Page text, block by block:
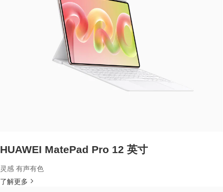
HUAWEI MatePad Pro 12 英寸
灵感 有声有色
了解更多